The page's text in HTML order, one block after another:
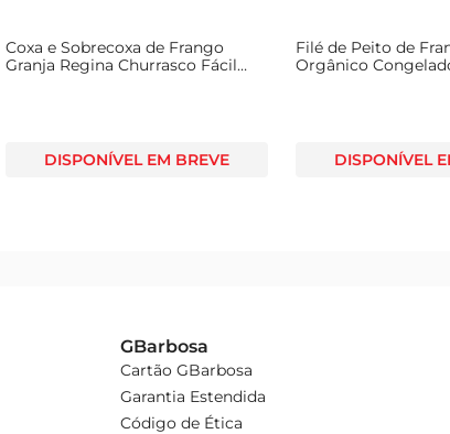
Coxa e Sobrecoxa de Frango
Granja Regina Churrasco Fácil
DISPONÍVEL EM BREVE
Filé de Peito de
Orgânico
DISPONÍVEL
GBarbosa
Cartão GBarbosa
Garantia Estendida
Código de Ética